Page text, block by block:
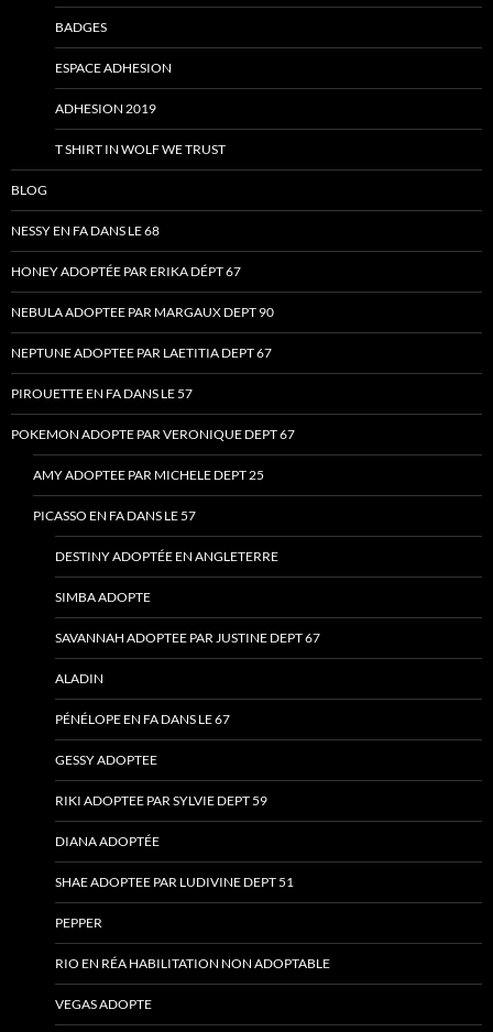
BADGES
ESPACE ADHESION
ADHESION 2019
T SHIRT IN WOLF WE TRUST
BLOG
NESSY EN FA DANS LE 68
HONEY ADOPTÉE PAR ERIKA DÉPT 67
NEBULA ADOPTEE PAR MARGAUX DEPT 90
NEPTUNE ADOPTEE PAR LAETITIA DEPT 67
PIROUETTE EN FA DANS LE 57
POKEMON ADOPTE PAR VERONIQUE DEPT 67
AMY ADOPTEE PAR MICHELE DEPT 25
PICASSO EN FA DANS LE 57
DESTINY ADOPTÉE EN ANGLETERRE
SIMBA ADOPTE
SAVANNAH ADOPTEE PAR JUSTINE DEPT 67
ALADIN
PÉNÉLOPE EN FA DANS LE 67
GESSY ADOPTEE
RIKI ADOPTEE PAR SYLVIE DEPT 59
DIANA ADOPTÉE
SHAE ADOPTEE PAR LUDIVINE DEPT 51
PEPPER
RIO EN RÉA HABILITATION NON ADOPTABLE
VEGAS ADOPTE